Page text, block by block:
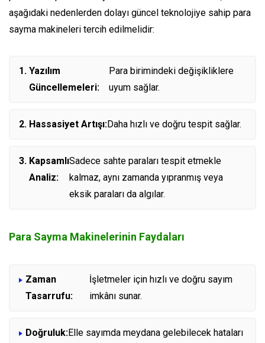
aşağıdaki nedenlerden dolayı güncel teknolojiye sahip para
sayma makineleri tercih edilmelidir:
Yazılım
Güncellemeleri:
Para birimindeki değişikliklere
uyum sağlar.
Hassasiyet Artışı:Daha hızlı ve doğru tespit sağlar.
Kapsamlı
Analiz:
Sadece sahte paraları tespit etmekle
kalmaz, aynı zamanda yıpranmış veya
eksik paraları da algılar.
Para Sayma Makinelerinin Faydaları
Zaman
Tasarrufu:
İşletmeler için hızlı ve doğru sayım
imkânı sunar.
Doğruluk:Elle sayımda meydana gelebilecek hataları